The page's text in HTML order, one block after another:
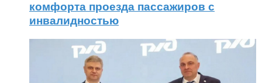
комфорта проезда пассажиров с
инвалидностью